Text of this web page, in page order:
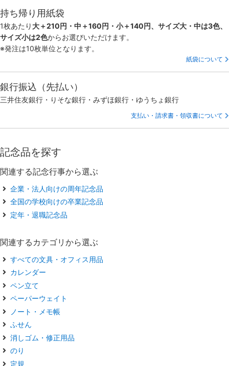
持ち帰り用紙袋
1枚あたり 大＋210円・中＋160円・小＋140円、サイズ大・中は3色、
サイズ小は2色からお選びいただけます。
※発注は10枚単位となります。
紙袋について
銀行振込（先払い）
三井住友銀行・りそな銀行・みずほ銀行・ゆうちょ銀行
支払い・請求書・領収書について
記念品を探す
関連する記念行事から選ぶ
企業・法人向けの周年記念品
全国の学校向けの卒業記念品
定年・退職記念品
関連するカテゴリから選ぶ
すべての文具・オフィス用品
カレンダー
ペン立て
ペーパーウェイト
ノート・メモ帳
ふせん
消しゴム・修正用品
のり
定規